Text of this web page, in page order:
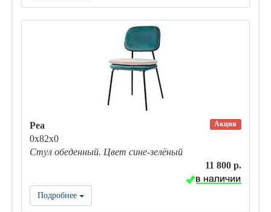
Акция
Pea
0х82х0
Стул обеденный. Цвет сине-зелёный
11 800 р.
Подробнее